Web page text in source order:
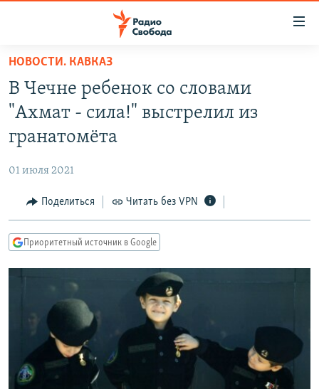
упрощенного
доступа
Вернуться
основному
Вернутся
Вернутся
ПОДКАСТЫ
АВТОРСКИЕ ПРОЕКТЫ
МНЕНИЯ
КУЛЬТУРА
КАВКАЗ.РЕАЛИИ
СЕВЕР.РЕАЛИИ
СИБИРЬ.РЕАЛИИ
РАСПИСАНИЕ ВЕЩАНИЯ
ПОДПИШИТЕСЬ НА РАССЫЛКУ
НОВОСТИ. КАВКАЗ
В Чечне ребенок со словами
"Ахмат - сила!" выстрелил из
гранатомёта
01 июля 2021
Поделиться Читать без VPN
Приоритетный источник в Google